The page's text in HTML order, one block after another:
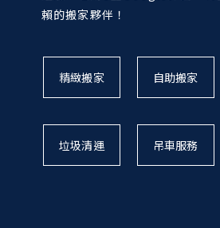
賴的搬家夥伴！
精緻搬家 自助搬家
垃圾清運 吊車服務